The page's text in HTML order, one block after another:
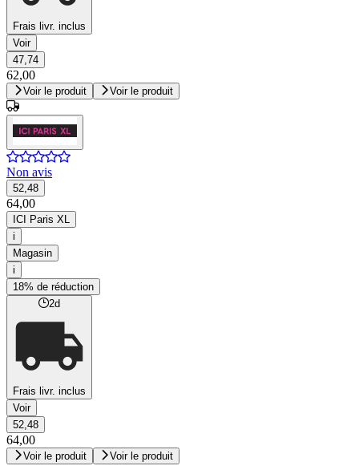
Frais livr. inclus
Voir
47,74
62,00
Voir le produit Voir le produit
Non avis
52,48
64,00
ICI Paris XL
i
Magasin
i
18% de réduction
2d
Frais livr. inclus
Voir
52,48
64,00
Voir le produit Voir le produit